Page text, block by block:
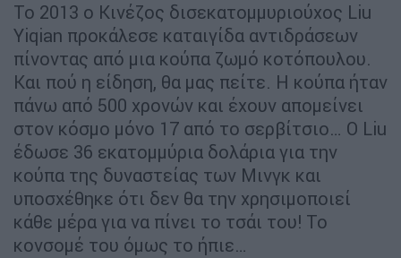
Το 2013 ο Κινέζος δισεκατομμυριούχος Liu
Yiqian προκάλεσε καταιγίδα αντιδράσεων
πίνοντας από μια κούπα ζωμό κοτόπουλου.
Και πού η είδηση, θα μας πείτε. Η κούπα ήταν
πάνω από 500 χρονών και έχουν απομείνει
στον κόσμο μόνο 17 από το σερβίτσιο… Ο Liu
έδωσε 36 εκατομμύρια δολάρια για την
κούπα της δυναστείας των Μινγκ και
υποσχέθηκε ότι δεν θα την χρησιμοποιεί
κάθε μέρα για να πίνει το τσάι του! Το
κονσομέ του όμως το ήπιε…